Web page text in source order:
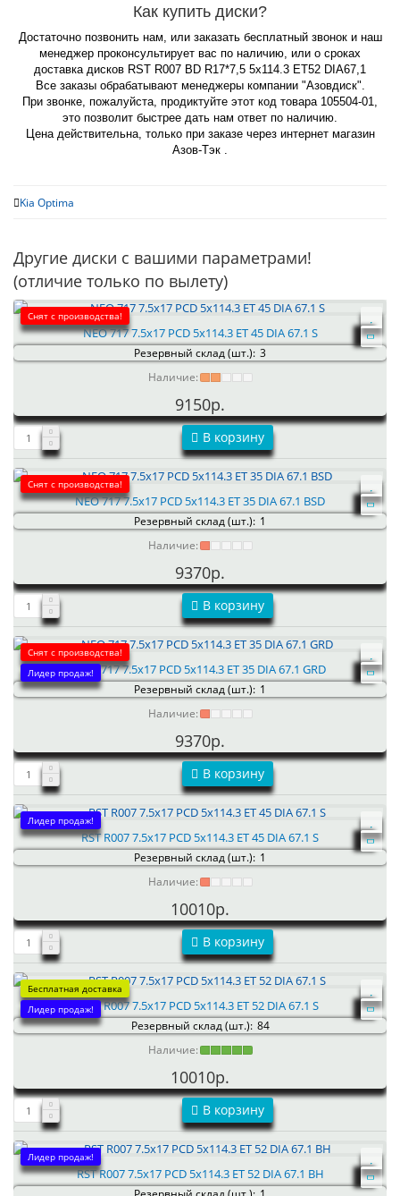
Как купить диски?
Достаточно позвонить нам, или заказать бесплатный звонок и наш
менеджер проконсультирует вас по наличию, или о сроках
доставка дисков RST R007 BD R17*7,5 5x114.3 ET52 DIA67,1
Все заказы обрабатывают менеджеры компании "Азовдиск".
При звонке, пожалуйста, продиктуйте этот код товара 105504-01,
это позволит быстрее дать нам ответ по наличию.
Цена действительна, только при заказе через интернет магазин
Азов-Тэк .
Kia Optima
Другие диски с вашими параметрами!
(отличие только по вылету)
Снят с производства!
NEO 717 7.5x17 PCD 5x114.3 ET 45 DIA 67.1 S
Резервный склад (шт.): 3
Наличие:
9150р.
В корзину
Снят с производства!
NEO 717 7.5x17 PCD 5x114.3 ET 35 DIA 67.1 BSD
Резервный склад (шт.): 1
Наличие:
9370р.
В корзину
Снят с производства!
Лидер продаж!NEO 717 7.5x17 PCD 5x114.3 ET 35 DIA 67.1 GRD
Резервный склад (шт.): 1
Наличие:
9370р.
В корзину
Лидер продаж!
RST R007 7.5x17 PCD 5x114.3 ET 45 DIA 67.1 S
Резервный склад (шт.): 1
Наличие:
10010р.
В корзину
Бесплатная доставка
Лидер продаж!RST R007 7.5x17 PCD 5x114.3 ET 52 DIA 67.1 S
Резервный склад (шт.): 84
Наличие:
10010р.
В корзину
Лидер продаж!
RST R007 7.5x17 PCD 5x114.3 ET 52 DIA 67.1 BH